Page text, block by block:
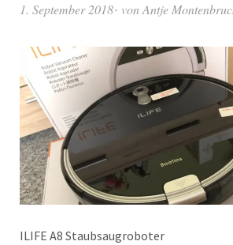
1. September 2018 vonAntje
ILIFE A8